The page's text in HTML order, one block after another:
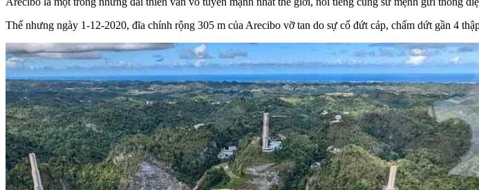
Thế nhưng ngày 1-12-2020, đĩa chính rộng 305 m của Arecibo vỡ tan do sự cố đứt cáp, chấm dứt gần 4